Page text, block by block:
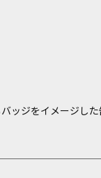
ッジをイメージした